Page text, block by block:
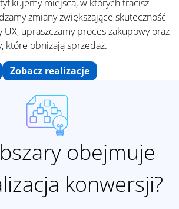
miejsca, w których tracisz
zmiany zwiększające skuteczność
upraszczamy proces zakupowy oraz
które obniżają sprzedaż.
Zobacz realizacje
obejmuje
konwersji?